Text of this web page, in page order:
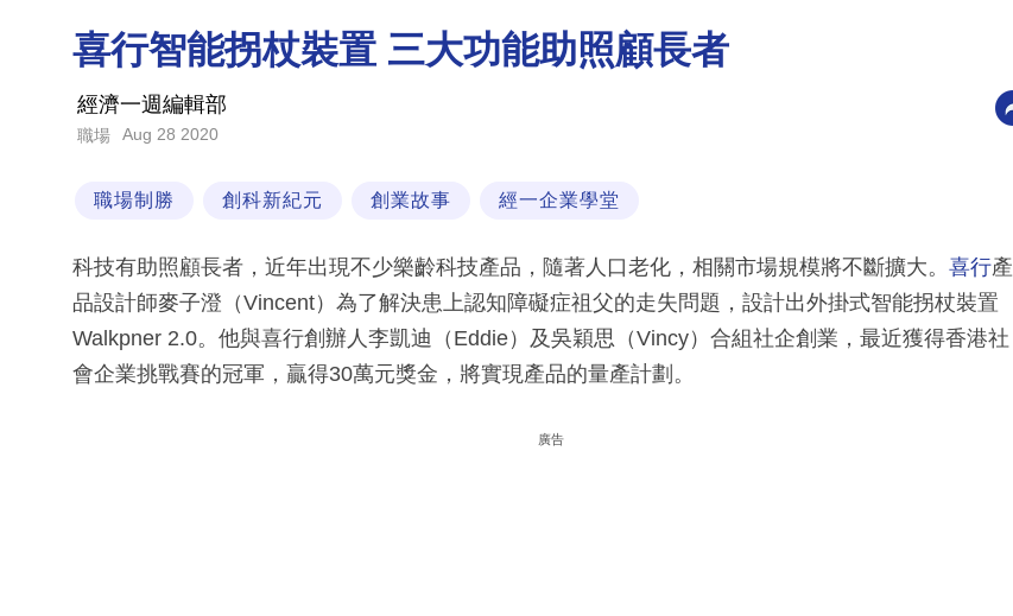
喜行智能拐杖裝置 三大功能助照顧長者
經濟一週編輯部
職場 Aug 28 2020
職場制勝 創科新紀元 創業故事 經一企業學堂
科技有助照顧長者，近年出現不少樂齡科技產品，隨著人口老化，相關市場規模將不斷擴大。 喜行產
品設計師麥子澄（Vincent）為了解決患上認知障礙症祖父的走失問題，設計出外掛式智能拐杖裝置
Walkpner 2.0。他與喜行創辦人李凱迪（Eddie）及吳穎思（Vincy）合組社企創業，最近獲得香港社
會企業挑戰賽的冠軍，贏得30萬元獎金，將實現產品的量產計劃。
廣告